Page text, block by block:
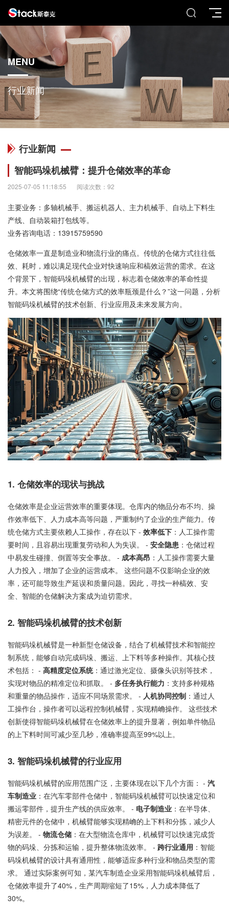
MENU
行业新闻
行业新闻
智能码垛机械臂：提升仓储效率的革命
2025-07-05 11:18:55 阅读次数：92
主要业务：多轴机械手、搬运机器人、主力机械手、自动上下料生
产线、自动装箱打包线等。
业务咨询电话： 13915759590
仓储效率一直是制造业和物流行业的痛点。传统的仓储方式往往低
效、耗时，难以满足现代企业对快速响应和槁效运营的需求。在这
个背景下，智能码垛机械臂的出现，标志着仓储效率的革命性提
升。本文将围绕“传统仓储方式的效率瓶颈是什么？”这一问题，分析
智能码垛机械臂的技术创新、行业应用及未来发展方向。
1. 仓储效率的现状与挑战
仓储效率是企业运营效率的重要体现。仓库内的物品分布不均、操
作效率低下、人力成本高等问题，严重制约了企业的生产能力。传
统仓储方式主要依赖人工操作，存在以下 - 效率低下 ：人工操作需
要时间，且容易出现重复劳动和人为失误。 - 安全隐患 ：仓储过程
中易发生碰撞、倒置等安全事故。 - 成本高昂 ：人工操作需要大量
人力投入，增加了企业的运营成本。 这些问题不仅影响企业的效
率，还可能导致生产延误和质量问题。因此，寻找一种槁效、安
全、智能的仓储解决方案成为迫切需求。
2. 智能码垛机械臂的技术创新
智能码垛机械臂是一种新型仓储设备，结合了机械臂技术和智能控
制系统，能够自动完成码垛、搬运、上下料等多种操作。其核心技
术包括： - 高精度定位系统：通过激光定位、摄像头识别等技术，
实现对物品的精准定位和抓取。 - 多任务执行能力 ：支持多种规格
和重量的物品操作，适应不同场景需求。 - 人机协同控制 ：通过人
工操作台，操作者可以远程控制机械臂，实现精崅操作。 这些技术
创新使得智能码垛机械臂在仓储效率上的提升显著，例如单件物品
的上下料时间可减少至几秒，准确率提高至99%以上。
3. 智能码垛机械臂的行业应用
智能码垛机械臂的应用范围广泛，主要体现在以下几个方面： - 汽
车制造业 ：在汽车零部件仓储中，智能码垛机械臂可以快速定位和
搬运零部件，提升生产线的供应效率。 - 电子制造业 ：在半导体、
精密元件的仓储中，机械臂能够实现精崅的上下料和分拣，减少人
为误差。 - 物流仓储 ：在大型物流仓库中，机械臂可以快速完成货
物的码垛、分拣和运输，提升整体物流效率。 - 跨行业通用 ：智能
码垛机械臂的设计具有通用性，能够适应多种行业和物品类型的需
求。 通过实际案例可知，某汽车制造企业采用智能码垛机械臂后，
仓储效率提升了40%，生产周期缩短了15%，人力成本降低了
30%。